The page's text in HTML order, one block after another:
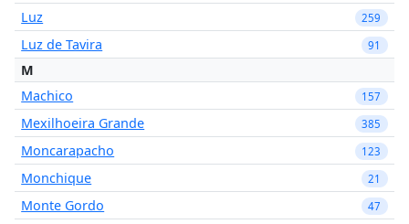
Luz 259
Luz de Tavira 91
M
Machico
157
Mexilhoeira Grande 385
Moncarapacho 123
Monchique 21
Monte Gordo 47